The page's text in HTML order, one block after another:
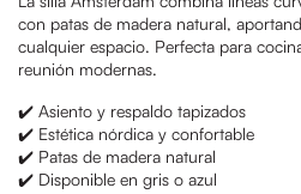
con patas de madera natural,
cualquier espacio. Perfecta para
reunión modernas.
✔️ Asiento y respaldo tapizados
✔️ Estética nórdica y confortable
✔️ Patas de madera natural
✔️ Disponible en gris o azul